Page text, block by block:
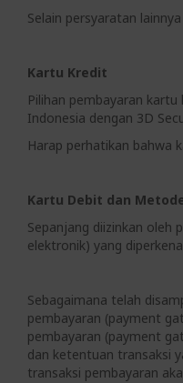
Selain persyaratan
Kartu Kredit
Pilihan pembayaran
Indonesia dengan 3D
Harap perhatikan bahwa
Kartu Debit dan
Sepanjang diizinkan oleh
elektronik) yang
Sebagaimana telah
pembayaran (payment
pembayaran (payment
dan ketentuan transaksi
transaksi pembayaran